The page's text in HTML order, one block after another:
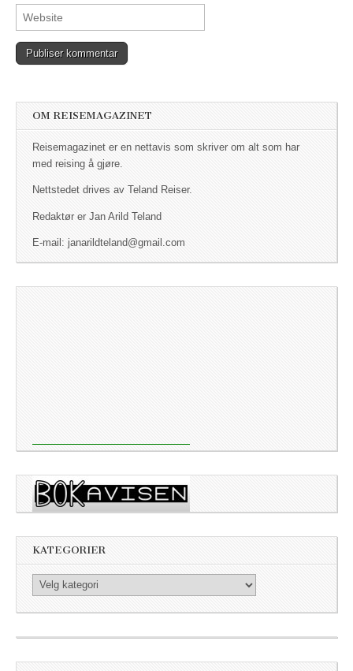
OM REISEMAGAZINET
Reisemagazinet er en nettavis som skriver om alt som har
med reising å gjøre.
Nettstedet drives av Teland Reiser.
Redaktør er Jan Arild Teland
E-mail: janarildteland@gmail.com
KATEGORIER
Kategorier